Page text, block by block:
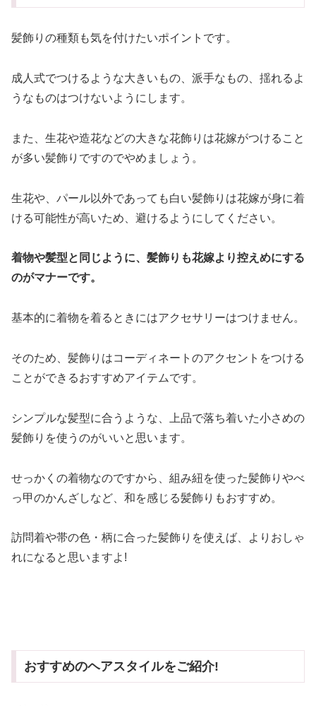
髪飾りの種類も気を付けたいポイントです。
成人式でつけるような大きいもの、派手なもの、揺れるよ
うなものはつけないようにします。
また、生花や造花などの大きな花飾りは花嫁がつけること
が多い髪飾りですのでやめましょう。
生花や、パール以外であっても白い髪飾りは花嫁が身に着
ける可能性が高いため、避けるようにしてください。
着物や髪型と同じように、髪飾りも花嫁より控えめにする
のがマナーです。
基本的に着物を着るときにはアクセサリーはつけません。
そのため、髪飾りはコーディネートのアクセントをつける
ことができるおすすめアイテムです。
シンプルな髪型に合うような、上品で落ち着いた小さめの
髪飾りを使うのがいいと思います。
せっかくの着物なのですから、組み紐を使った髪飾りやべ
っ甲のかんざしなど、和を感じる髪飾りもおすすめ。
訪問着や帯の色・柄に合った髪飾りを使えば、よりおしゃ
れになると思いますよ!
おすすめのヘアスタイルをご紹介!